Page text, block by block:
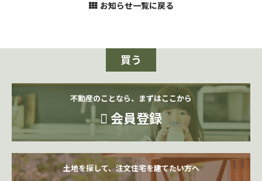
お知らせ一覧に戻る
買う
不動産のことなら、まずはここから
会員登録
土地を探して、注文住宅を建てたい方へ